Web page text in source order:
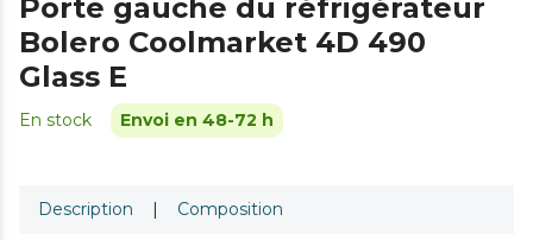
Porte gauche du réfrigérateur
Bolero Coolmarket 4D 490
Glass E
En stock Envoi en 48-72 h
Description | Composition